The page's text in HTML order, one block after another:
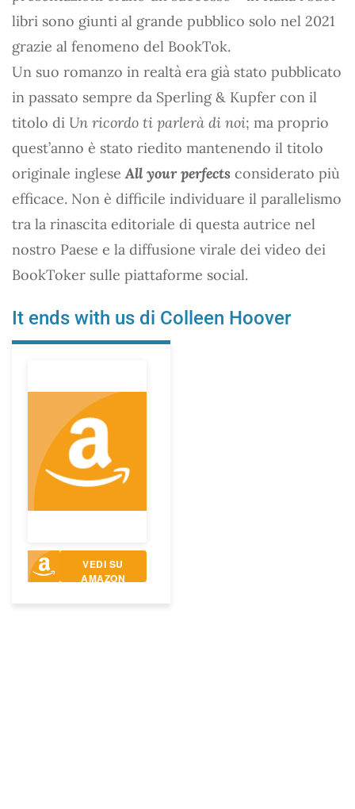
libri sono giunti al grande pubblico solo nel 2021
grazie al fenomeno del BookTok.
Un suo romanzo in realtà era già stato pubblicato
in passato sempre da Sperling & Kupfer con il
titolo di Un ricordo ti parlerà di noi; ma proprio
quest’anno è stato riedito mantenendo il titolo
originale ingleseAll your perfects considerato più
efficace. Non è difficile individuare il parallelismo
tra la rinascita editoriale di questa autrice nel
nostro Paese e la diffusione virale dei video dei
BookToker sulle piattaforme social.
It ends with us di Colleen Hoover
VEDI SU
AMAZON